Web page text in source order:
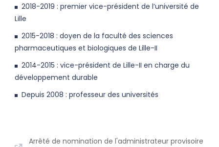
2018-2019 : premier vice-président de l’université de
Lille
2015-2018 : doyen de la faculté des sciences
pharmaceutiques et biologiques de Lille-II
2014-2015 : vice-président de Lille-II en charge du
développement durable
Depuis 2008 : professeur des universités
Arrêté de nomination de l'administrateur provisoire